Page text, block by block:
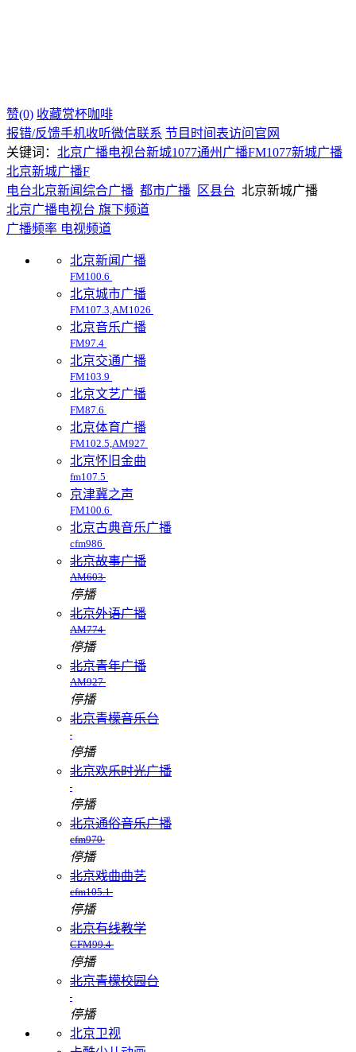
赞(0) 收藏赏杯咖啡
报错/反馈手机收听微信联系 节目时间表访问官网
关键词： 北京广播电视台新城1077通州广播FM1077新城广播
北京新城广播F
电台北京新闻综合广播 都市广播 区县台 北京新城广播
北京广播电视台 旗下频道
广播频率 电视频道
北京新闻广播
FM100.6
北京城市广播
FM107.3,AM1026
北京音乐广播
FM97.4
北京交通广播
FM103.9
北京文艺广播
FM87.6
北京体育广播
FM102.5,AM927
北京怀旧金曲
fm107.5
京津冀之声
FM100.6
北京古典音乐广播
cfm986
北京故事广播
AM603
停播
北京外语广播
AM774
停播
北京青年广播
AM927
停播
北京青檬音乐台
停播
北京欢乐时光广播
停播
北京通俗音乐广播
cfm970
停播
北京戏曲曲艺
cfm105.1
停播
北京有线教学
CFM99.4
停播
北京青檬校园台
停播
北京卫视